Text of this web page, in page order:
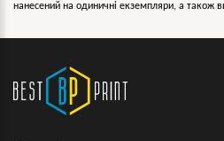
нанесений на одиничні екземпляри, а також